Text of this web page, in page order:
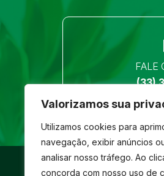
Valorizamos sua
Utilizamos cookies para
navegação, exibir anúncios
analisar nosso tráfego. Ao
concorda com nosso uso de
FALE
(33)
© São José- Todos os